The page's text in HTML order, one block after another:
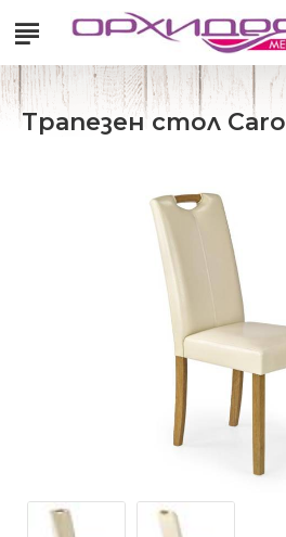
Трапезен стол Caro